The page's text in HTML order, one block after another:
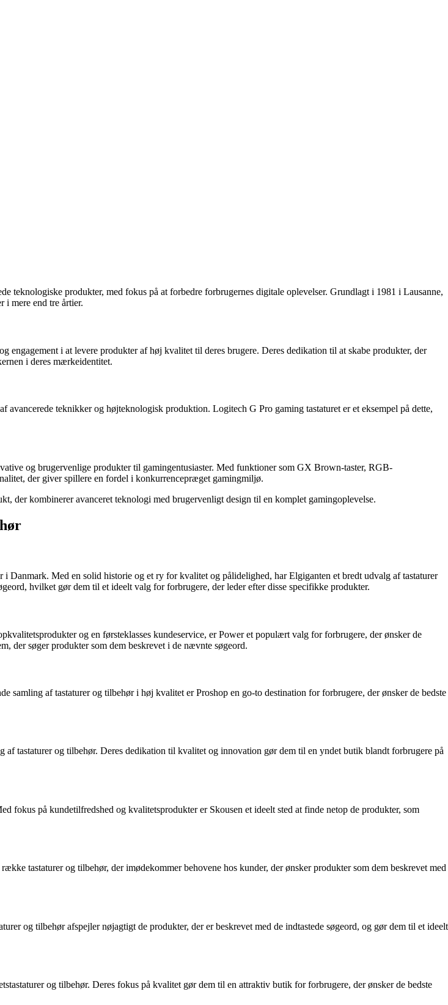
teknologiske produkter, med fokus på at forbedre forbrugernes digitale oplevelser. Grundlagt i 1981 i Lausanne,
i mere end tre årtier.
i at levere produkter af høj kvalitet til deres brugere. Deres dedikation til at skabe produkter, der
i deres mærkeidentitet.
teknikker og højteknologisk produktion. Logitech G Pro gaming tastaturet er et eksempel på dette,
og brugervenlige produkter til gamingentusiaster. Med funktioner som GX Brown-taster, RGB-
der giver spillere en fordel i konkurrencepræget gamingmiljø.
der kombinerer avanceret teknologi med brugervenligt design til en komplet gamingoplevelse.
Med en solid historie og et ry for kvalitet og pålidelighed, har Elgiganten et bredt udvalg af tastaturer
hvilket gør dem til et ideelt valg for forbrugere, der leder efter disse specifikke produkter.
og en førsteklasses kundeservice, er Power et populært valg for forbrugere, der ønsker de
der søger produkter som dem beskrevet i de nævnte søgeord.
samling af tastaturer og tilbehør i høj kvalitet er Proshop en go-to destination for forbrugere, der ønsker de bedste
tastaturer og tilbehør. Deres dedikation til kvalitet og innovation gør dem til en yndet butik blandt forbrugere på
fokus på kundetilfredshed og kvalitetsprodukter er Skousen et ideelt sted at finde netop de produkter, som
tastaturer og tilbehør, der imødekommer behovene hos kunder, der ønsker produkter som dem beskrevet med
og tilbehør afspejler nøjagtigt de produkter, der er beskrevet med de indtastede søgeord, og gør dem til et ideelt
og tilbehør. Deres fokus på kvalitet gør dem til en attraktiv butik for forbrugere, der ønsker de bedste